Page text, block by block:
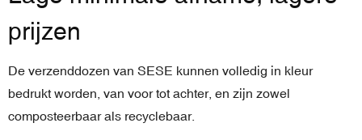
prijzen
De verzenddozen van SESE kunnen volledig in kleur
bedrukt worden, van voor tot achter, en zijn zowel
composteerbaar als recyclebaar.